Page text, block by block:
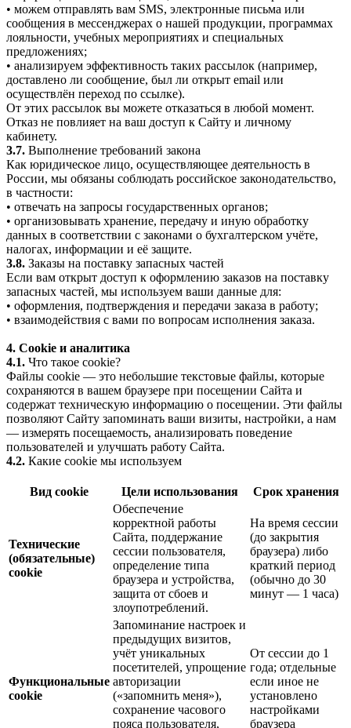
• можем отправлять вам SMS, электронные письма или
сообщения в мессенджерах о нашей продукции, программах
лояльности, учебных мероприятиях и специальных
предложениях;
• анализируем эффективность таких рассылок (например,
доставлено ли сообщение, был ли открыт email или
осуществлён переход по ссылке).
От этих рассылок вы можете отказаться в любой момент.
Отказ не повлияет на ваш доступ к Сайту и личному
кабинету.
3.7. Выполнение требований закона
Как юридическое лицо, осуществляющее деятельность в
России, мы обязаны соблюдать российское законодательство,
в частности:
• отвечать на запросы государственных органов;
• организовывать хранение, передачу и иную обработку
данных в соответствии с законами о бухгалтерском учёте,
налогах, информации и её защите.
3.8. Заказы на поставку запасных частей
Если вам открыт доступ к оформлению заказов на поставку
запасных частей, мы используем ваши данные для:
• оформления, подтверждения и передачи заказа в работу;
• взаимодействия с вами по вопросам исполнения заказа.
4. Cookie и аналитика
4.1. Что такое cookie?
Файлы cookie — это небольшие текстовые файлы, которые
сохраняются в вашем браузере при посещении Сайта и
содержат техническую информацию о посещении. Эти файлы
позволяют Сайту запоминать ваши визиты, настройки, а нам
— измерять посещаемость, анализировать поведение
пользователей и улучшать работу Сайта.
4.2. Какие cookie мы используем
Вид cookie Цели использования Срок хранения
Технические
(обязательные)
cookie
Обеспечение
корректной работы
Сайта, поддержание
сессии пользователя,
определение типа
браузера и устройства,
защита от сбоев и
злоупотреблений.
На время сессии
(до закрытия
браузера) либо
краткий период
(обычно до 30
минут — 1 часа)
Функциональные
cookie
Запоминание настроек и
предыдущих визитов,
учёт уникальных
посетителей, упрощение
авторизации
(«запомнить меня»),
сохранение часового
пояса пользователя,
От сессии до 1
года; отдельные
если иное не
установлено
настройками
браузера